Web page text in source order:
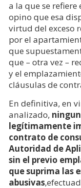
a la que se refiere
opino que esa
virtud del exceso
por el
que
que – otra vez –
y el
cláusulas de
En definitiva, en
analizado,
legítimamente
contrato de
Autoridad de
sin el previo
que suprima las
abusivas